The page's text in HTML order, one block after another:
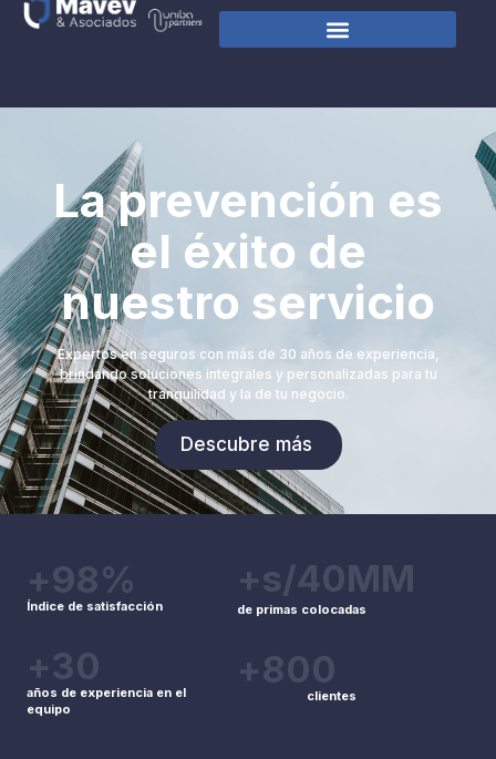
La prevención es
el éxito de
nuestro servicio
Expertos en seguros con más de 30 años de experiencia,
brindando soluciones integrales y personalizadas para tu
tranquilidad y la de tu negocio.
Descubre más
Índice de satisfacción
+98%
de primas colocadas
+s/40MM
años de experiencia en el
equipo
+30
clientes
+800